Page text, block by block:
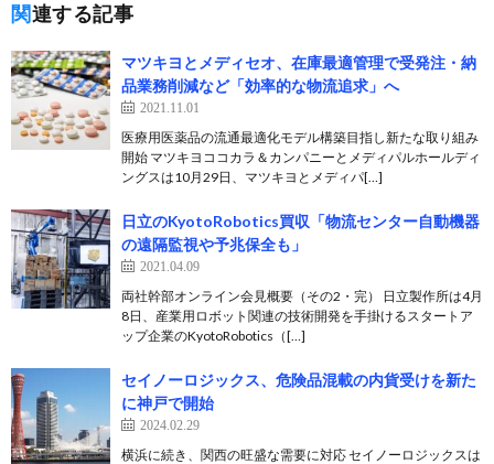
関連する記事
マツキヨとメディセオ、在庫最適管理で受発注・納
品業務削減など「効率的な物流追求」へ
2021.11.01
医療用医薬品の流通最適化モデル構築目指し新たな取り組み
開始 マツキヨココカラ＆カンパニーとメディパルホールディ
ングスは10月29日、マツキヨとメディパ[…]
日立のKyotoRobotics買収「物流センター自動機器
の遠隔監視や予兆保全も」
2021.04.09
両社幹部オンライン会見概要（その2・完） 日立製作所は4月
8日、産業用ロボット関連の技術開発を手掛けるスタートア
ップ企業のKyotoRobotics（[…]
セイノーロジックス、危険品混載の内貨受けを新た
に神戸で開始
2024.02.29
横浜に続き、関西の旺盛な需要に対応 セイノーロジックスは